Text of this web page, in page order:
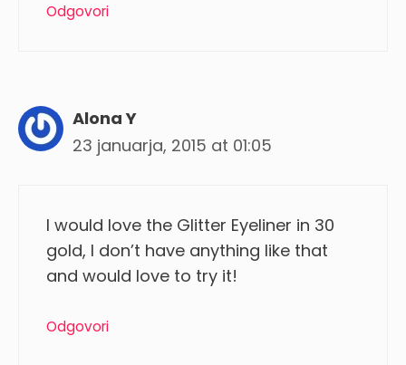
Odgovori
Alona Y
23 januarja, 2015 at 01:05
I would love the Glitter Eyeliner in 30
gold, I don’t have anything like that
and would love to try it!
Odgovori